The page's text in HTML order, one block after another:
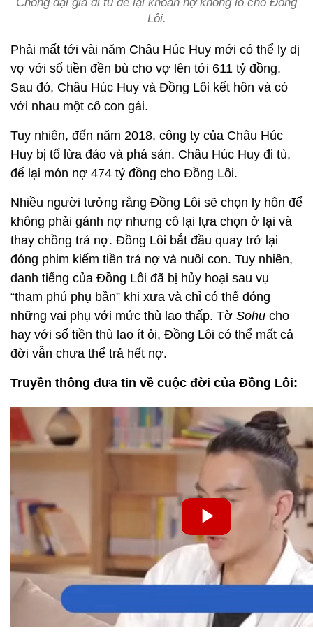
Lôi.
Phải mất tới vài năm Châu Húc Huy mới có thể ly dị
vợ với số tiền đền bù cho vợ lên tới 611 tỷ đồng.
Sau đó, Châu Húc Huy và Đồng Lôi kết hôn và có
với nhau một cô con gái.
Tuy nhiên, đến năm 2018, công ty của Châu Húc
Huy bị tố lừa đảo và phá sản. Châu Húc Huy đi tù,
để lại món nợ 474 tỷ đồng cho Đồng Lôi.
Nhiều người tưởng rằng Đồng Lôi sẽ chọn ly hôn để
không phải gánh nợ nhưng cô lại lựa chọn ở lại và
thay chồng trả nợ. Đồng Lôi bắt đầu quay trở lại
đóng phim kiếm tiền trả nợ và nuôi con. Tuy nhiên,
danh tiếng của Đồng Lôi đã bị hủy hoại sau vụ
“tham phú phụ bần” khi xưa và chỉ có thể đóng
những vai phụ với mức thù lao thấp. Tờ Sohu cho
hay với số tiền thù lao ít ỏi, Đồng Lôi có thể mất cả
đời vẫn chưa thể trả hết nợ.
Truyền thông đưa tin về cuộc đời của Đồng Lôi: